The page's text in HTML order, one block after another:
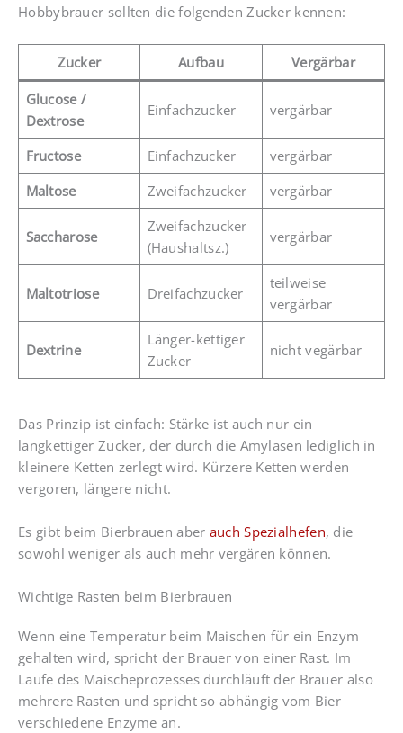
Hobbybrauer sollten die folgenden Zucker kennen:
Zucker Aufbau Vergärbar
Glucose /
Dextrose
Einfachzucker vergärbar
Fructose Einfachzucker
vergärbar
Maltose
Zweifachzucker vergärbar
Saccharose
Zweifachzucker
(Haushaltsz.)
vergärbar
Maltotriose Dreifachzucker
teilweise
vergärbar
Dextrine
Länger-kettiger
Zucker
nicht vegärbar
Das Prinzip ist einfach: Stärke ist auch nur ein
langkettiger Zucker, der durch die Amylasen lediglich in
kleinere Ketten zerlegt wird. Kürzere Ketten werden
vergoren, längere nicht.
Es gibt beim Bierbrauen aber auch Spezialhefen, die
sowohl weniger als auch mehr vergären können.
Wichtige Rasten beim Bierbrauen
Wenn eine Temperatur beim Maischen für ein Enzym
gehalten wird, spricht der Brauer von einer Rast. Im
Laufe des Maischeprozesses durchläuft der Brauer also
mehrere Rasten und spricht so abhängig vom Bier
verschiedene Enzyme an.